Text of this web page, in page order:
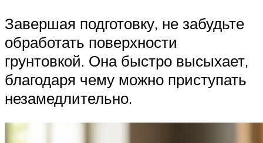
Завершая подготовку, не забудьте
обработать поверхности
грунтовкой. Она быстро высыхает,
благодаря чему можно приступать
незамедлительно.